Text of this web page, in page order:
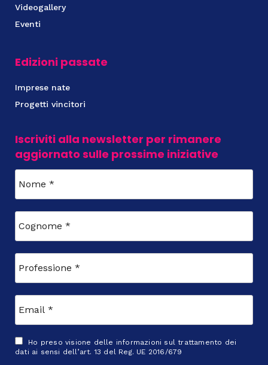
Videogallery
Eventi
Edizioni passate
Imprese nate
Progetti vincitori
Iscriviti alla newsletter per rimanere
aggiornato sulle prossime iniziative
Ho preso visione delle informazioni sul trattamento dei
dati ai sensi dell’art. 13 del Reg. UE 2016/679